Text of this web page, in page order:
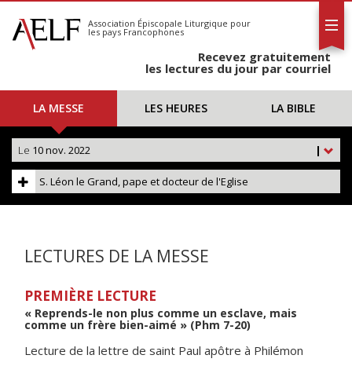
S'abonner
Calendrier
Association Épiscopale Liturgique pour
les pays Francophones
Recevez gratuitement
les lectures du jour par courriel
LA MESSE LES HEURES LA BIBLE
|
Le 10 nov. 2022
S. Léon le Grand, pape et docteur de l'Eglise
LECTURES DE LA MESSE
PREMIÈRE LECTURE
« Reprends-le non plus comme un esclave, mais
comme un frère bien-aimé » (Phm 7-20)
Lecture de la lettre de saint Paul apôtre à Philémon